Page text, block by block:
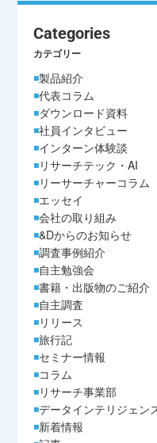
Categories
カテゴリー
製品紹介
代表コラム
ダウンロード資料
社員インタビュー
インターン体験談
リサーチテック・AI
リーサーチャーコラム
エッセイ
会社の取り組み
&Dからのお知らせ
調査事例紹介
自主勉強会
書籍・出版物のご紹介
自主調査
リリース
旅行記
セミナー情報
コラム
リサーチ事業部
データインテリジェン
新着情報